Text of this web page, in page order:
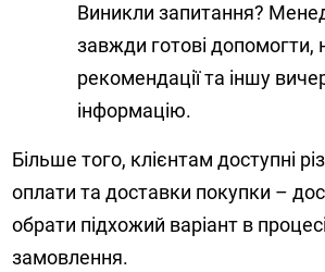
Виникли запитання?
завжди готові допомогти,
рекомендації та іншу
інформацію.
Більше того, клієнтам доступні
оплати та доставки покупки –
обрати підхожий варіант в
замовлення.